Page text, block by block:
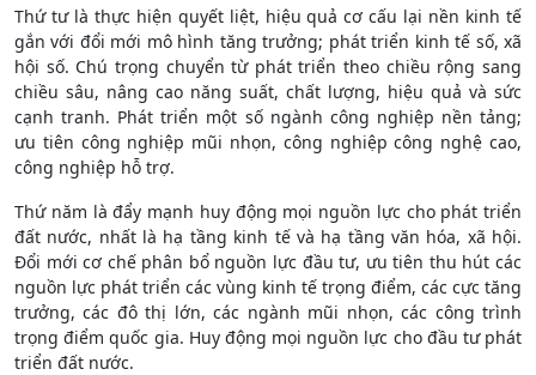
Thứ tư là thực hiện quyết liệt, hiệu quả cơ cấu lại nền kinh tế
gắn với đổi mới mô hình tăng trưởng; phát triển kinh tế số, xã
hội số. Chú trọng chuyển từ phát triển theo chiều rộng sang
chiều sâu, nâng cao năng suất, chất lượng, hiệu quả và sức
cạnh tranh. Phát triển một số ngành công nghiệp nền tảng;
ưu tiên công nghiệp mũi nhọn, công nghiệp công nghệ cao,
công nghiệp hỗ trợ.
Thứ năm là đẩy mạnh huy động mọi nguồn lực cho phát triển
đất nước, nhất là hạ tầng kinh tế và hạ tầng văn hóa, xã hội.
Đổi mới cơ chế phân bổ nguồn lực đầu tư, ưu tiên thu hút các
nguồn lực phát triển các vùng kinh tế trọng điểm, các cực tăng
trưởng, các đô thị lớn, các ngành mũi nhọn, các công trình
trọng điểm quốc gia. Huy động mọi nguồn lực cho đầu tư phát
triển đất nước.